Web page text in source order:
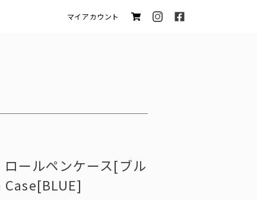
マイアカウント
ロールペンケース[ブル